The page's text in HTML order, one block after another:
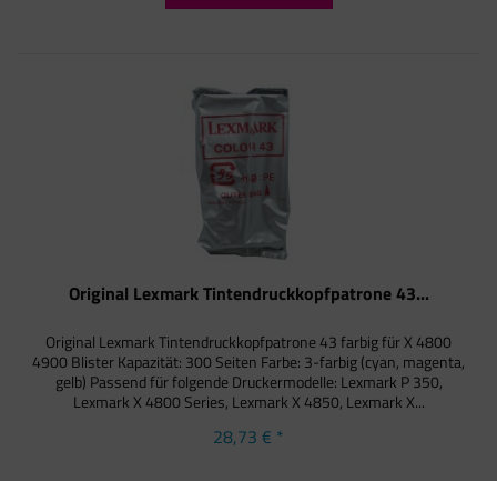
Original Lexmark Tintendruckkopfpatrone 43...
Original Lexmark Tintendruckkopfpatrone 43 farbig für X 4800
4900 Blister Kapazität: 300 Seiten Farbe: 3-farbig (cyan, magenta,
gelb) Passend für folgende Druckermodelle: Lexmark P 350,
Lexmark X 4800 Series, Lexmark X 4850, Lexmark X...
28,73 € *